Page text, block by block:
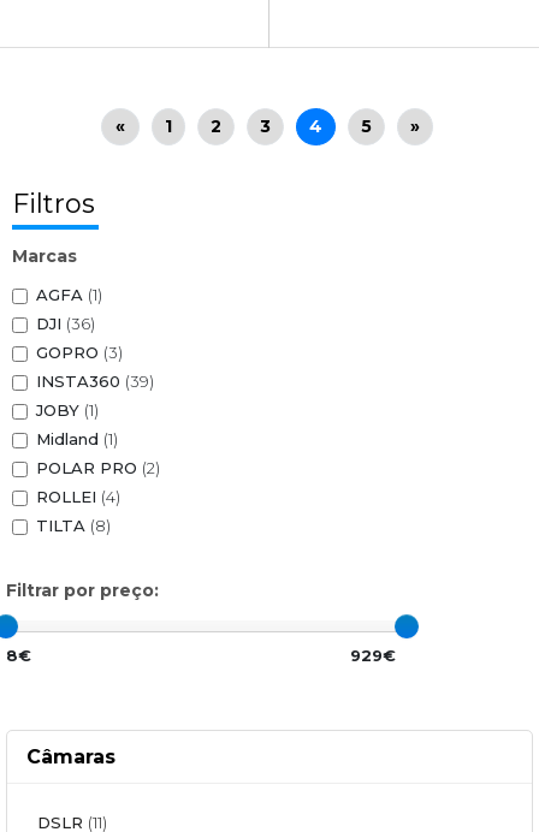
Filtros
Marcas
AGFA (1)
DJI (36)
GOPRO (3)
INSTA360 (39)
JOBY (1)
Midland (1)
POLAR PRO (2)
ROLLEI (4)
TILTA (8)
Filtrar por preço:
8€ 929€
Câmaras
DSLR (11)
« 1 2 3 4 5 »